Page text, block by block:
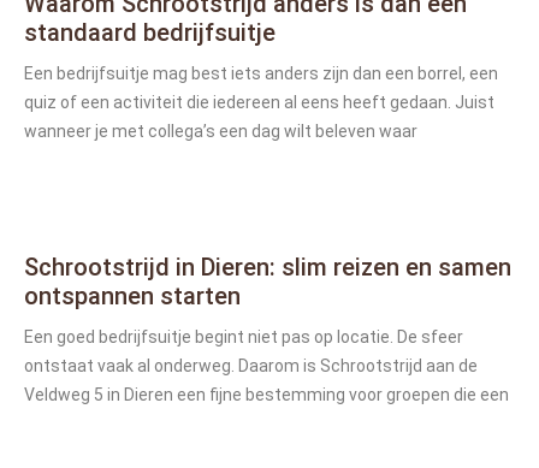
standaard bedrijfsuitje
Een bedrijfsuitje mag best iets anders zijn dan een borrel, een
quiz of een activiteit die iedereen al eens heeft gedaan. Juist
wanneer je met collega’s een dag wilt beleven waar
Schrootstrijd in Dieren: slim reizen en samen
ontspannen starten
Een goed bedrijfsuitje begint niet pas op locatie. De sfeer
ontstaat vaak al onderweg. Daarom is Schrootstrijd aan de
Veldweg 5 in Dieren een fijne bestemming voor groepen die een